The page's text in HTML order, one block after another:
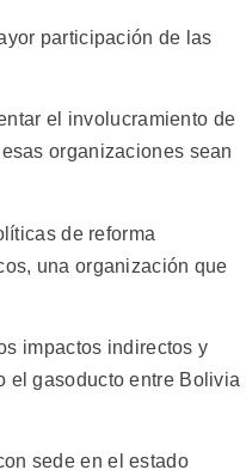
participación de las
el involucramiento de
organizaciones sean
de reforma
una organización que
impactos indirectos y
el gasoducto entre Bolivia
sede en el estado